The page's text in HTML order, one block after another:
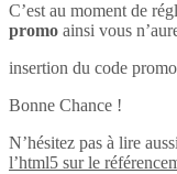
C’est au moment de
promo ainsi vous
insertion du code
Bonne Chance !
N’hésitez pas à lire
l’html5 sur le